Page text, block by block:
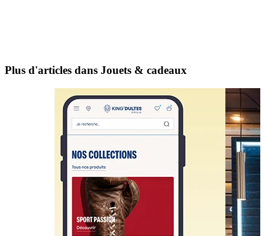
Plus d'articles dans Jouets & cadeaux